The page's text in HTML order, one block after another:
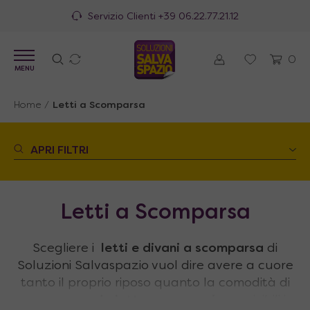
100% Made in Italy
0
MENU
Home / Letti a Scomparsa
APRI FILTRI
Letti a Scomparsa
Scegliere i letti e divani a scomparsa di
Soluzioni Salvaspazio vuol dire avere a cuore
tanto il proprio riposo quanto la comodità di